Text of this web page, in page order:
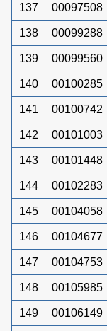
137 00097508
138 00099288
139 00099560
140 00100285
141 00100742
142 00101003
143 00101448
144 00102283
145 00104058
146 00104677
147 00104753
148 00105985
149 00106149